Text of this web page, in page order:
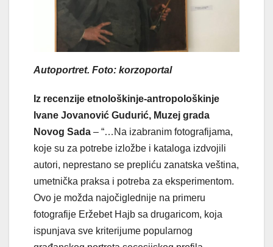
Autoportret. Foto: korzoportal
Iz recenzije etnološkinje-antropološkinje
Ivane Jovanović Gudurić, Muzej grada
Novog Sada – “…Na izabranim fotografijama,
koje su za potrebe izložbe i kataloga izdvojili
autori, neprestano se prepliću zanatska veština,
umetnička praksa i potreba za eksperimentom.
Ovo je možda najočiglednije na primeru
fotografije Eržebet Hajb sa drugaricom, koja
ispunjava sve kriterijume popularnog